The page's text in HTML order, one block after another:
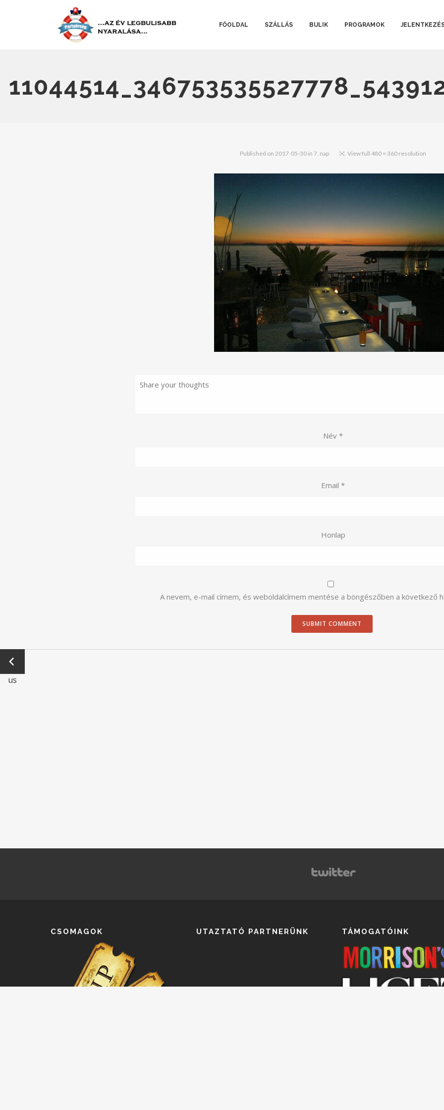
FŐOLDAL SZÁLLÁS BULIK PROGRAMOK
Published on 2017-05-30in 7. nap View full 480 × 360 resolution
Név *
Email *
Honlap
A nevem, e-mail címem, és weboldalcímem mentése a böngészőben a következő
←
Previo
us
CSOMAGOK UTAZTATÓ PARTNERÜNK TÁMOGATÓINK